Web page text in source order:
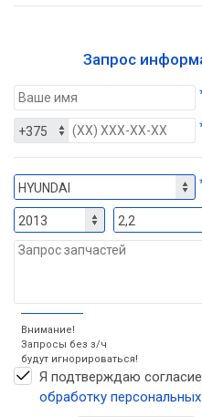
Запрос
Внимание!
Запросы без з/ч
будут игнорироваться!
Я подтверждаю
обработку